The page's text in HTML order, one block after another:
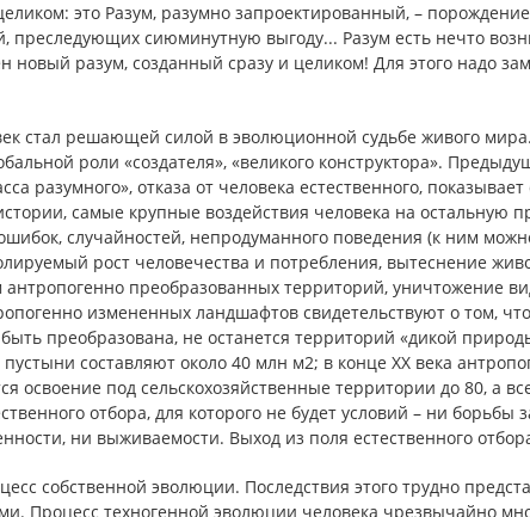
это Разум, разумно запроектированный, –
преследующих сиюминутную выгоду... Разум есть нечто
новый разум, созданный сразу и целиком! Для этого надо
стал решающей силой в эволюционной судьбе живого мира.
роли «создателя», «великого конструктора».
разумного», отказа от человека естественного,
самые крупные воздействия человека на остальную
случайностей, непродуманного поведения (к ним
рост человечества и потребления, вытеснение
преобразованных территорий, уничтожение
измененных ландшафтов свидетельствуют о том,
преобразована, не останется территорий «дикой
составляют около 40 млн м2; в конце XX века
освоение под сельскохозяйственные территории до 80, а
отбора, для которого не будет условий – ни борьбы
ни выживаемости. Выход из поля естественного
собственной эволюции. Последствия этого трудно
Процесс техногенной эволюции человека чрезвычайно